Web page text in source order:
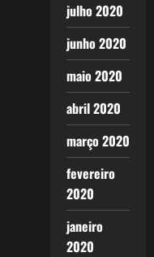
julho 2020
junho 2020
maio 2020
abril 2020
março 2020
fevereiro
2020
janeiro
2020